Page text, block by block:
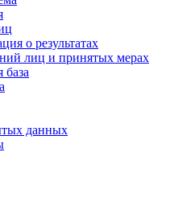
о результатах
лиц и принятых мерах
данных